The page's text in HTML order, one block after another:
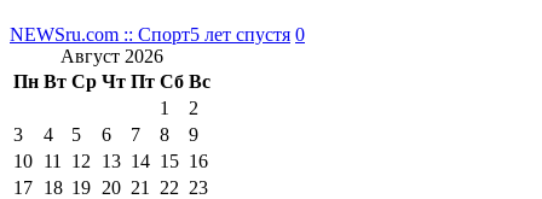
NEWSru.com :: Спорт5 лет спустя 0
Август 2026
Пн Вт Ср Чт Пт Сб Вс
1
2
3
4 5 6 7 8
9
10 11 12 13 14 15 16
17 18 19 20 21 22 23